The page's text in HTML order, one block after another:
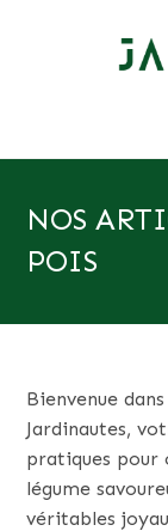
NOS
POIS
Bienvenue
Jardinautes,
pratiques pour
légume
véritables